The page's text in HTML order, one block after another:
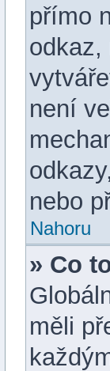
přímo
odkaz,
není
nebo
Nahoru
» Co
měli